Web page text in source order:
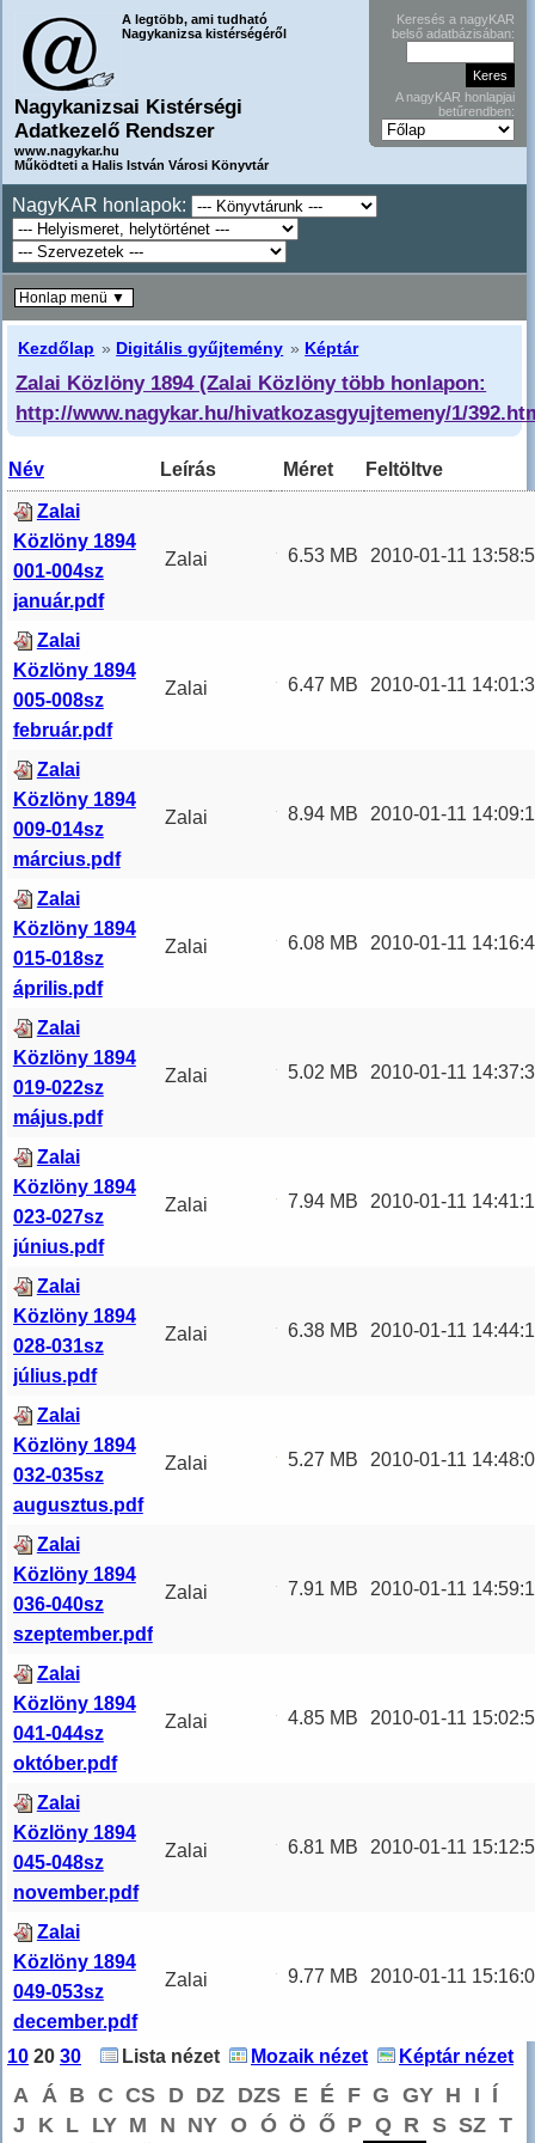
A legtöbb, ami tudható
Nagykanizsa kistérségéről
Nagykanizsai Kistérségi
Adatkezelő Rendszer
www.nagykar.hu
Működteti a Halis István Városi Könyvtár
Keresés a nagyKAR
belső adatbázisában:
A nagyKAR honlapjai
betűrendben:
NagyKAR honlapok:
Kezdőlap » Digitális gyűjtemény » Képtár
Zalai Közlöny 1894 (Zalai Közlöny több honlapon:
http://www.nagykar.hu/hivatkozasgyujtemeny/1/
Név Leírás Méret Feltöltve
Zalai
Közlöny 1894
001-004sz
január.pdf
Zalai
január
6.53 MB 2010-01-11
Zalai
Közlöny 1894
005-008sz
február.pdf
Zalai
február
6.47 MB 2010-01-11
Zalai
Közlöny 1894
009-014sz
március.pdf
Zalai
március
8.94 MB 2010-01-11
Zalai
Közlöny 1894
015-018sz
április.pdf
Zalai
április Zalai
6.08 MB 2010-01-11
Zalai
Közlöny 1894
019-022sz
május.pdf
Zalai
május Zalai
5.02 MB 2010-01-11
Zalai
Közlöny 1894
023-027sz
június.pdf
Zalai
június Zalai
7.94 MB 2010-01-11
Zalai
Közlöny 1894
028-031sz
július.pdf
Zalai
július Zalai
6.38 MB 2010-01-11
Zalai
Közlöny 1894
032-035sz
augusztus.pdf
Zalai
augusztus
5.27 MB 2010-01-11
Zalai
Közlöny 1894
036-040sz
szeptember.pdf
Zalai
szeptember
7.91 MB 2010-01-11
Zalai
Közlöny 1894
041-044sz
október.pdf
Zalai
október
4.85 MB 2010-01-11
Zalai
Közlöny 1894
045-048sz
november.pdf
Zalai
november
6.81 MB 2010-01-11
Zalai
Közlöny 1894
049-053sz
december.pdf
Zalai
053. szám
december
Zalai
9.77 MB 2010-01-11
10 20 30 Lista nézet Mozaik nézet Képtár nézet
A Á B C CS D DZ DZS E É F G GY H I Í
J
K L LY M N NY O Ó Ö Ő P Q R S SZ T
Honlap menü ▼